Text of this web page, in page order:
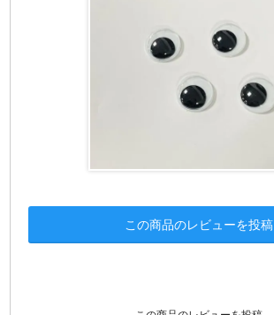
この商品のレビューを投稿